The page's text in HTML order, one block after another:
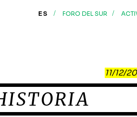
ES / FORO DEL SUR /
11/12/